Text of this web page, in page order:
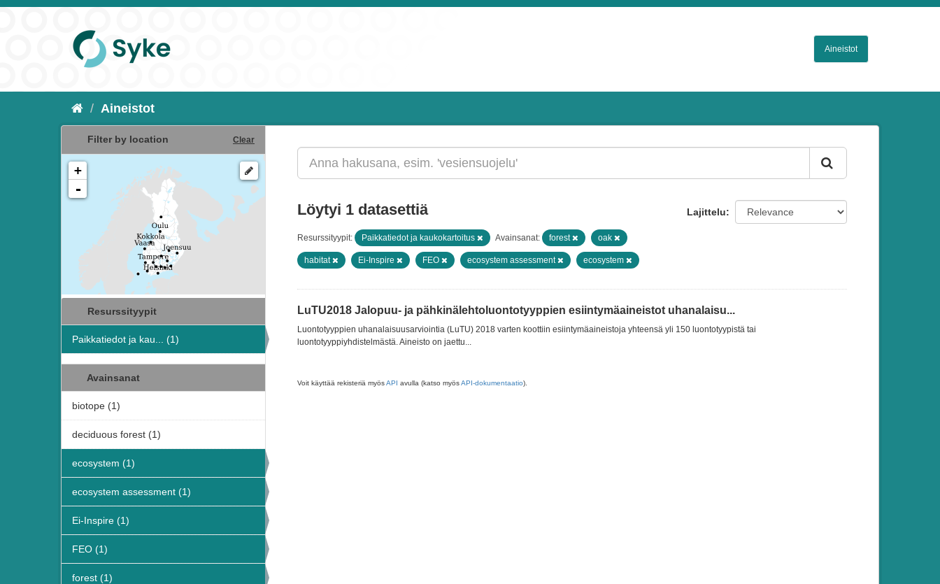
Aineistot
Aineistot
Filter by location Clear
+
-
Resurssityypit
Paikkatiedot ja kau... (1)
Avainsanat
biotope (1)
deciduous forest (1)
ecosystem (1)
ecosystem assessment (1)
Ei-Inspire (1)
FEO (1)
forest (1)
Lajittelu
Löytyi 1 datasettiä
Resurssityypit: Paikkatiedot ja kaukokartoitus Avainsanat: forest oak
habitat Ei-Inspire FEO ecosystem assessment ecosystem
LuTU2018 Jalopuu- ja pähkinälehtoluontotyyppien esiintymäaineistot uhanalaisu...
Luontotyyppien uhanalaisuusarviointia (LuTU) 2018 varten koottiin esiintymäaineistoja yhteensä yli 150 luontotyypistä tai
luontotyyppiyhdistelmästä. Aineisto on jaettu...
Voit käyttää rekisteriä myösAPI avulla (katso myösAPI-dokumentaatio).